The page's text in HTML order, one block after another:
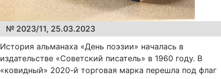
№ 2023/11, 25.03.2023
История альманаха «День поэзии» началась в
издательстве «Советский писатель» в 1960 году. В
«ковидный» 2020-й торговая марка перешла под флаг